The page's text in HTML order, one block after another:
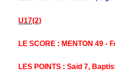
U17(2)
LE SCORE : MENTON 49 -
LES POINTS : Saïd 7,